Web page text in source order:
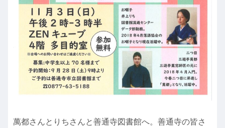
萬都さんとりちさんと善通寺図書館へ。善通寺の皆さ